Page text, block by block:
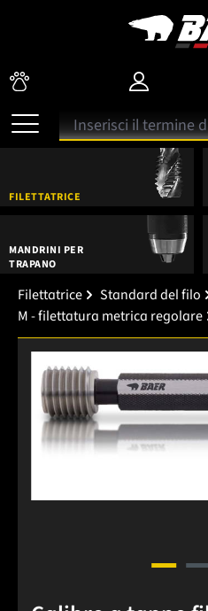
FILETTATRICE
MANDRINI PER
TRAPANO
Filettatrice Standard del filo
M - filettatura metrica regolare
Salta la galleria di immagini